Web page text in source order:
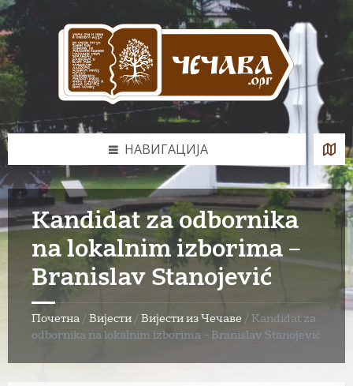
Skip
to
content
Skip
to
left
sidebar
Skip
to
footer
НАВИГАЦИЈА
Kandidat za odbornika
na lokalnim izborima –
Branislav Stanojević
Почетна / Вијести / Вијести из Чечаве / Kandidat za
odbornika na lokalnim izborima – Branislav Stanojević